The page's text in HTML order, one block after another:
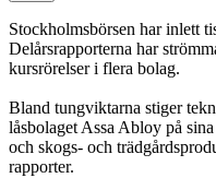
Stockholmsbörsen har inlett
Delårsrapporterna har
kursrörelser i flera bolag.
Bland tungviktarna stiger
låsbolaget Assa Abloy på
och skogs- och
rapporter.